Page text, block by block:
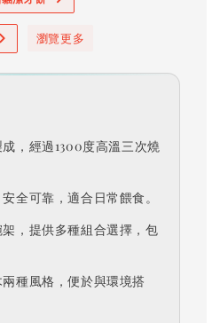
瀏覽更多
，經過1300度高溫三次燒
全可靠，適合日常餵食。
，提供多種組合選擇，包
種風格，便於與環境搭